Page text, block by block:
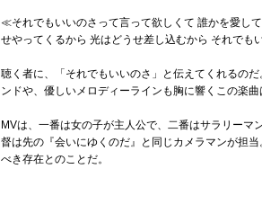
≪それでもいいのさって言って欲しくて 誰かを愛
せやってくるから 光はどうせ差し込むから それでも
聴く者に、「それでもいいのさ」と伝えてくれるの
ンドや、優しいメロディーラインも胸に響くこの楽
MVは、一番は女の子が主人公で、二番はサラリーマ
督は先の『会いにゆくのだ』と同じカメラマンが担
べき存在とのことだ。